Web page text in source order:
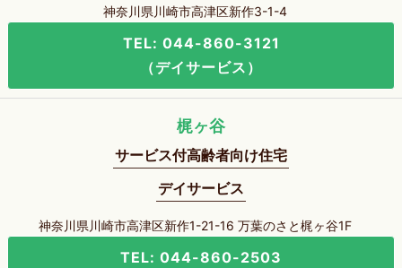
神奈川県川崎市高津区新作3-1-4
TEL: 044-860-3121
（デイサービス）
梶ヶ谷
サービス付高齢者向け住宅
デイサービス
神奈川県川崎市高津区新作1-21-16 万葉のさと梶ヶ谷1F
TEL: 044-860-2503